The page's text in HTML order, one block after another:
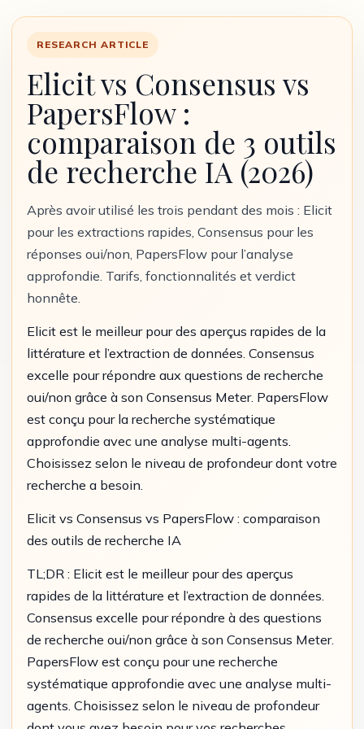
RESEARCH ARTICLE
Elicit vs Consensus vs
PapersFlow :
comparaison de 3 outils
de recherche IA (2026)
Après avoir utilisé les trois pendant des mois : Elicit
pour les extractions rapides, Consensus pour les
réponses oui/non, PapersFlow pour l’analyse
approfondie. Tarifs, fonctionnalités et verdict
honnête.
Elicit est le meilleur pour des aperçus rapides de la
littérature et l’extraction de données. Consensus
excelle pour répondre aux questions de recherche
oui/non grâce à son Consensus Meter. PapersFlow
est conçu pour la recherche systématique
approfondie avec une analyse multi-agents.
Choisissez selon le niveau de profondeur dont votre
recherche a besoin.
Elicit vs Consensus vs PapersFlow : comparaison
des outils de recherche IA
TL;DR : Elicit est le meilleur pour des aperçus
rapides de la littérature et l’extraction de données.
Consensus excelle pour répondre à des questions
de recherche oui/non grâce à son Consensus Meter.
PapersFlow est conçu pour une recherche
systématique approfondie avec une analyse multi-
agents. Choisissez selon le niveau de profondeur